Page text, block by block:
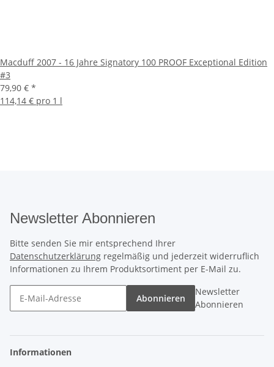
Macduff 2007 - 16 Jahre Signatory 100 PROOF Exceptional Edition
#3
79,90 € *
114,14 € pro 1 l
Newsletter Abonnieren
Bitte senden Sie mir entsprechend Ihrer
Datenschutzerklärung regelmäßig und jederzeit widerruflich
Informationen zu Ihrem Produktsortiment per E-Mail zu.
Abonnieren
Newsletter
Abonnieren
Informationen